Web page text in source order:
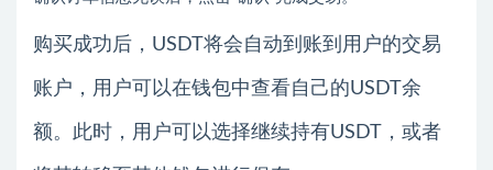
购买成功后，USDT将会自动到账到用户的交易
账户，用户可以在钱包中查看自己的USDT余
额。此时，用户可以选择继续持有USDT，或者